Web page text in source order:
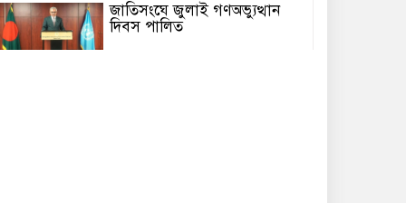
জাতিসংঘে জুলাই গণঅভ্যুত্থান
দিবস পালিত